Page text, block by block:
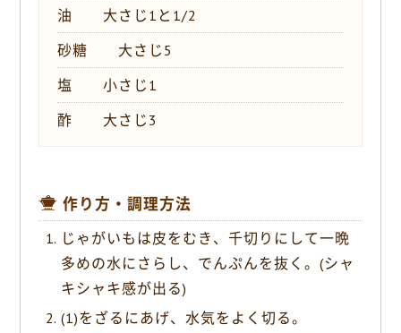
油 大さじ1と1/2
砂糖 大さじ5
塩 小さじ1
酢 大さじ3
作り方・調理方法
じゃがいもは皮をむき、千切りにして一晩
多めの水にさらし、でんぷんを抜く。(シャ
キシャキ感が出る)
(1)をざるにあげ、水気をよく切る。